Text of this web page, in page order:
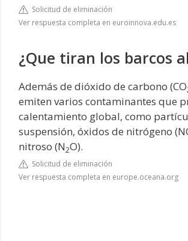
Solicitud de eliminación
Ver respuesta completa en euroinnova.edu.es
¿Que tiran los barcos
Además de dióxido de carbono (CO
emiten varios contaminantes que
calentamiento global, como
suspensión, óxidos de nitrógeno
nitroso (N2O).
Solicitud de eliminación
Ver respuesta completa en europe.oceana.org